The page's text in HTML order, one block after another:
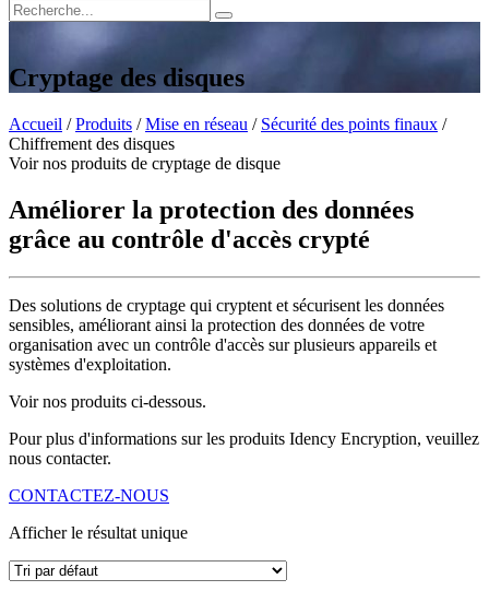
Cryptage des disques
Accueil /Produits /Mise en réseau / Sécurité des points finaux /
Chiffrement des disques
Voir nos produits de cryptage de disque
Améliorer la protection des données
grâce au contrôle d'accès crypté
Des solutions de cryptage qui cryptent et sécurisent les données
sensibles, améliorant ainsi la protection des données de votre
organisation avec un contrôle d'accès sur plusieurs appareils et
systèmes d'exploitation.
Voir nos produits ci-dessous.
Pour plus d'informations sur les produits Idency Encryption, veuillez
nous contacter.
CONTACTEZ-NOUS
Afficher le résultat unique